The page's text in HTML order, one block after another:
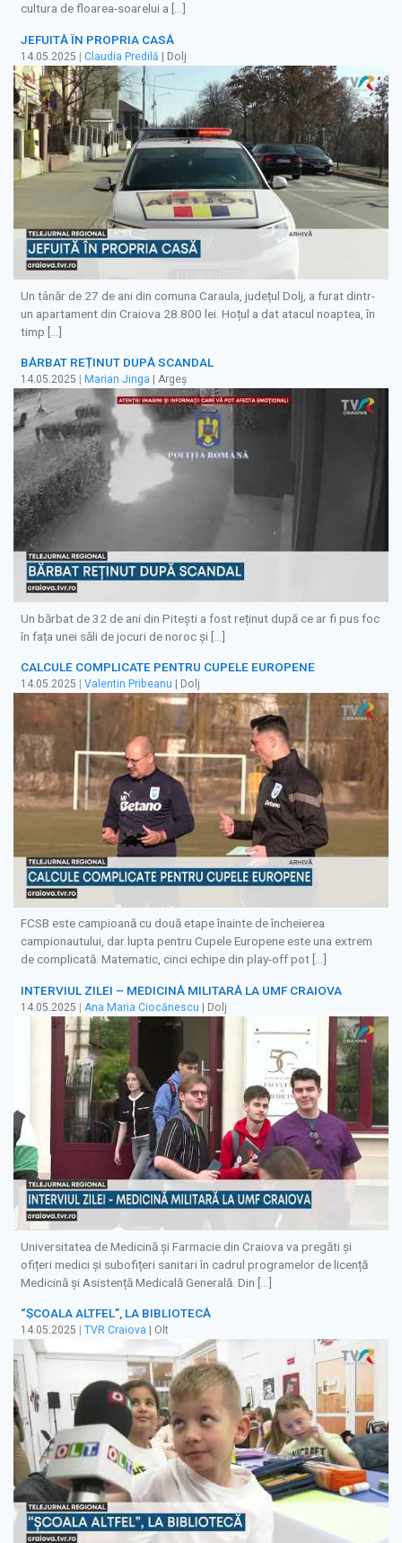
cultura de floarea-soarelui a […]
JEFUITĂ ÎN PROPRIA CASĂ
14.05.2025 | Claudia Predilă | Dolj
Un tânăr de 27 de ani din comuna Caraula, județul Dolj, a furat dintr-
un apartament din Craiova 28.800 lei. Hoțul a dat atacul noaptea, în
timp […]
BĂRBAT REȚINUT DUPĂ SCANDAL
14.05.2025 Marian Jinga | Argeș
Un bărbat de 32 de ani din Pitești a fost reținut după ce ar fi pus foc
în fața unei săli de jocuri de noroc și […]
CALCULE COMPLICATE PENTRU CUPELE EUROPENE
14.05.2025 Valentin Pribeanu | Dolj
FCSB este campioană cu două etape înainte de încheierea
campionautului, dar lupta pentru Cupele Europene este una extrem
de complicată. Matematic, cinci echipe din play-off pot […]
INTERVIUL ZILEI – MEDICINĂ MILITARĂ LA UMF CRAIOVA
14.05.2025 | Ana Maria Ciocănescu | Dolj
Universitatea de Medicină și Farmacie din Craiova va pregăti şi
ofițeri medici și subofițeri sanitari în cadrul programelor de licență
Medicină și Asistență Medicală Generală. Din […]
“ȘCOALA ALTFEL”, LA BIBLIOTECĂ
14.05.2025 TVR Craiova | Olt